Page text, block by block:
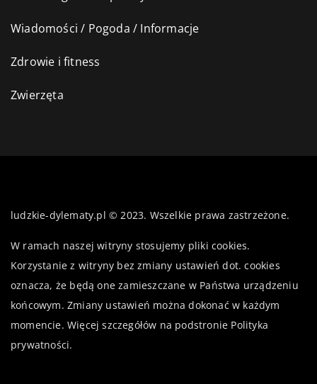
Wiadomości / Pogoda / Informacje
Zdrowie i fitness
Zwierzęta
ludzkie-dylematy.pl © 2023. Wszelkie prawa zastrzeżone.
W ramach naszej witryny stosujemy pliki cookies.
Korzystanie z witryny bez zmiany ustawień dot. cookies
oznacza, że będą one zamieszczane w Państwa urządzeniu
końcowym. Zmiany ustawień można dokonać w każdym
momencie. Więcej szczegółów na podstronie Polityka
prywatności.